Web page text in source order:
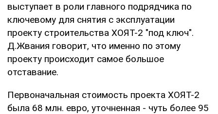
выступает в роли главного подрядчика по
ключевому для снятия с эксплуатации
проекту строительства ХОЯТ-2 "под ключ".
Д.Жвания говорит, что именно по этому
проекту происходит самое большое
отставание.
Первоначальная стоимость проекта ХОЯТ-2
была 68 млн. евро, уточненная - чуть более 95